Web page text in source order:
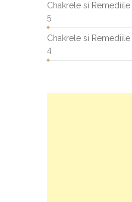
Chakrele si
5
Chakrele si
4